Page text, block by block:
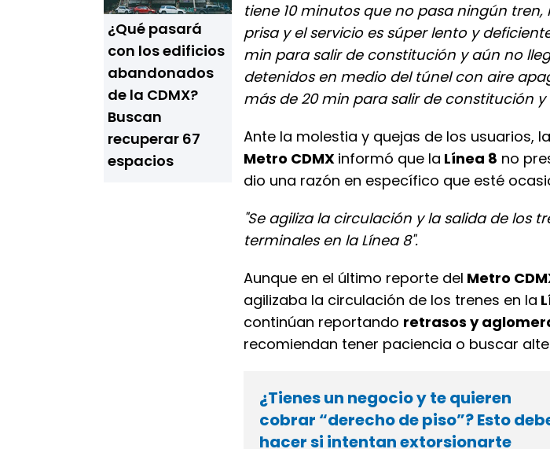
¿Qué pasará
con los edificios
abandonados
de la CDMX?
Buscan
recuperar 67
espacios
tiene 10 minutos que no pasa ningún
prisa y el servicio es súper lento y
min para salir de constitución y aún no
detenidos en medio del túnel con aire
más de 20 min para salir de constitución
Ante la molestia y quejas de los usuarios,
Metro CDMX informó que la Línea 8 no
dio una razón en específico que esté
"Se agiliza la circulación y la salida de los
terminales en la Línea 8".
Aunque en el último reporte del Metro
agilizaba la circulación de los trenes en la
continúan reportando retrasos y
recomiendan tener paciencia o buscar
¿Tienes un negocio y te quieren
cobrar “derecho de piso”? Esto
hacer si intentan extorsionarte